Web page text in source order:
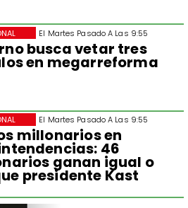
El Martes Pasado A Las 9:55
busca vetar tres
en megarreforma
El Martes Pasado A Las 9:55
millonarios en
46
ganan igual o
presidente Kast